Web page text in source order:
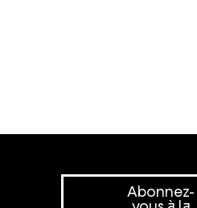
Abonnez-